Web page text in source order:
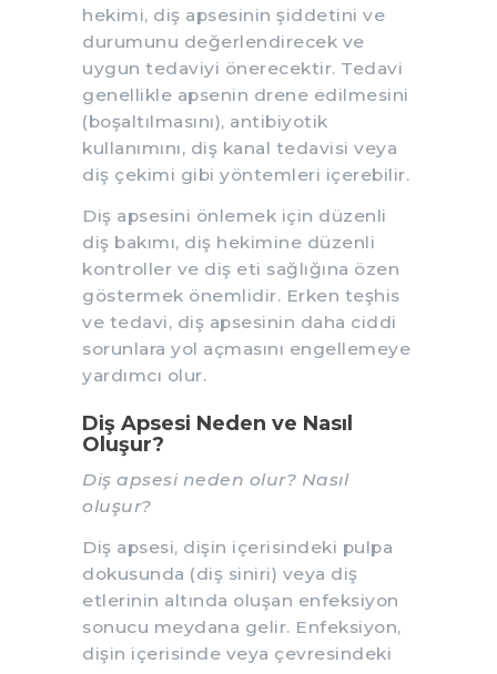
hekimi, diş apsesinin şiddetini ve
durumunu değerlendirecek ve
uygun tedaviyi önerecektir. Tedavi
genellikle apsenin drene edilmesini
(boşaltılmasını), antibiyotik
kullanımını, diş kanal tedavisi veya
diş çekimi gibi yöntemleri içerebilir.
Diş apsesini önlemek için düzenli
diş bakımı, diş hekimine düzenli
kontroller ve diş eti sağlığına özen
göstermek önemlidir. Erken teşhis
ve tedavi, diş apsesinin daha ciddi
sorunlara yol açmasını engellemeye
yardımcı olur.
Diş Apsesi Neden ve Nasıl
Oluşur?
Diş apsesi neden olur? Nasıl
oluşur?
Diş apsesi, dişin içerisindeki pulpa
dokusunda (diş siniri) veya diş
etlerinin altında oluşan enfeksiyon
sonucu meydana gelir. Enfeksiyon,
dişin içerisinde veya çevresindeki